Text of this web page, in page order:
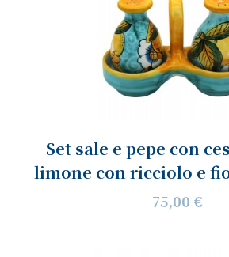
Set sale e pepe con
limone con ricciolo e
75,00 €